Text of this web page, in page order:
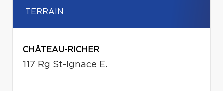
TERRAIN
CHÂTEAU-RICHER
117 Rg St-Ignace E.